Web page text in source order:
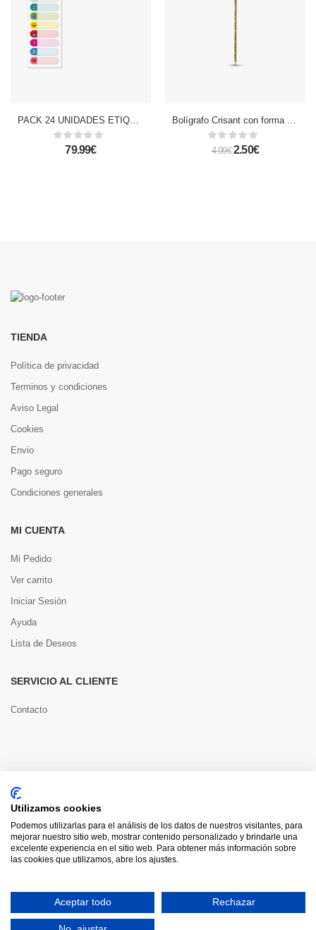
PACK 24 UNIDADES ETIQUETAS PLASTIFICADAS AUTOADHESIVAS DISEÑO ICONOS
79.99€
Bolígrafo Crisant con forma de girasol y capucha a juego. Con tinta azul.
4.99€ 2.50€
TIENDA
Política de privacidad
Terminos y condiciones
Aviso Legal
Cookies
Envio
Pago seguro
Condiciones generales
MI CUENTA
Mi Pedido
Ver carrito
Iniciar Sesión
Ayuda
Lista de Deseos
SERVICIO AL CLIENTE
Contacto
0
Utilizamos cookies
Podemos utilizarlas para el análisis de los datos de nuestros visitantes, para
mejorar nuestro sitio web, mostrar contenido personalizado y brindarle una
excelente experiencia en el sitio web. Para obtener más información sobre
las cookies que utilizamos, abre los ajustes.
Aceptar todo Rechazar